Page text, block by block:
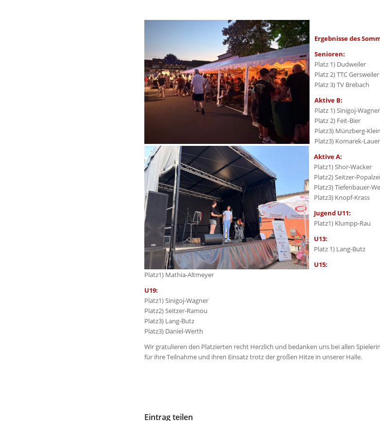
Ergebnisse des
Senioren:
Platz 1) Dudweiler
Platz 2) TTC Gersweiler
Platz 3) TV Brebach
Aktive B:
Platz 1) Sinigoj-Wagner
Platz 2) Feit-Bier
Platz3) Münzberg-Klein
Platz3) Komarek-Lauer
Aktive A:
Platz1) Shor-Wacker
Platz2) Seitzer-Popalzei
Platz3) Tiefenbauer-
Platz3) Knopf-Krass
Jugend U11:
Platz1) Klumpp-Rau
U13:
Platz 1) Lang-Butz
U15:
Platz1) Mathia-Altmeyer
U19:
Platz1) Sinigoj-Wagner
Platz2) Seitzer-Ramou
Platz3) Lang-Butz
Platz3) Daniel-Werth
Wir gratulieren den Platzierten recht Herzlich und bedanken uns bei allen
für ihre Teilnahme und ihren Einsatz trotz der großen Hitze in unserer Halle.
Eintrag teilen